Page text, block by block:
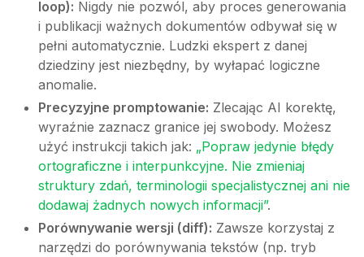
loop): Nigdy nie pozwól, aby proces generowania
i publikacji ważnych dokumentów odbywał się w
pełni automatycznie. Ludzki ekspert z danej
dziedziny jest niezbędny, by wyłapać logiczne
anomalie.
Precyzyjne promptowanie: Zlecając AI korektę,
wyraźnie zaznacz granice jej swobody. Możesz
użyć instrukcji takich jak: „Popraw jedynie błędy
ortograficzne i interpunkcyjne. Nie zmieniaj
struktury zdań, terminologii specjalistycznej ani nie
dodawaj żadnych nowych informacji”.
Porównywanie wersji (diff): Zawsze korzystaj z
narzędzi do porównywania tekstów (np. tryb